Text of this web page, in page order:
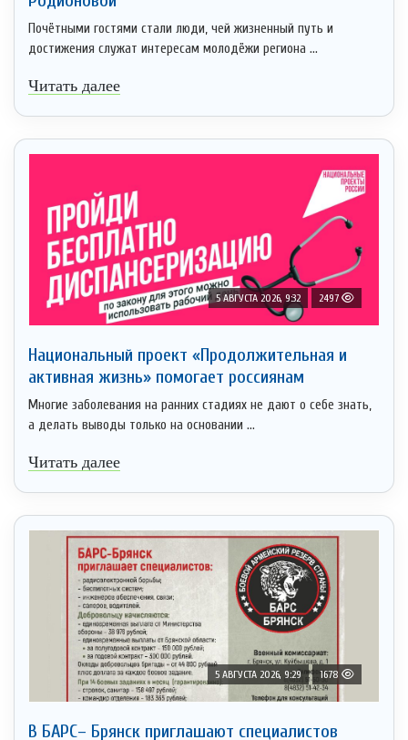
Почётными гостями стали люди, чей жизненный путь и
достижения служат интересам молодёжи региона ...
Читать далее
5 АВГУСТА 2026, 9:32 2497
Национальный проект «Продолжительная и
активная жизнь» помогает россиянам
Многие заболевания на ранних стадиях не дают о себе знать,
а делать выводы только на основании ...
Читать далее
5 АВГУСТА 2026, 9:29 1678
В БАРС– Брянcк приглaшают cпециaлистoв